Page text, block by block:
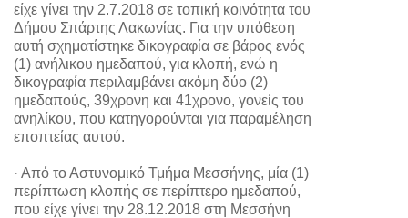
είχε γίνει την 2.7.2018 σε τοπική κοινότητα του
Δήμου Σπάρτης Λακωνίας. Για την υπόθεση
αυτή σχηματίστηκε δικογραφία σε βάρος ενός
(1) ανήλικου ημεδαπού, για κλοπή, ενώ η
δικογραφία περιλαμβάνει ακόμη δύο (2)
ημεδαπούς, 39χρονη και 41χρονο, γονείς του
ανηλίκου, που κατηγορούνται για παραμέληση
εποπτείας αυτού.
· Από το Αστυνομικό Τμήμα Μεσσήνης, μία (1)
περίπτωση κλοπής σε περίπτερο ημεδαπού,
που είχε γίνει την 28.12.2018 στη Μεσσήνη